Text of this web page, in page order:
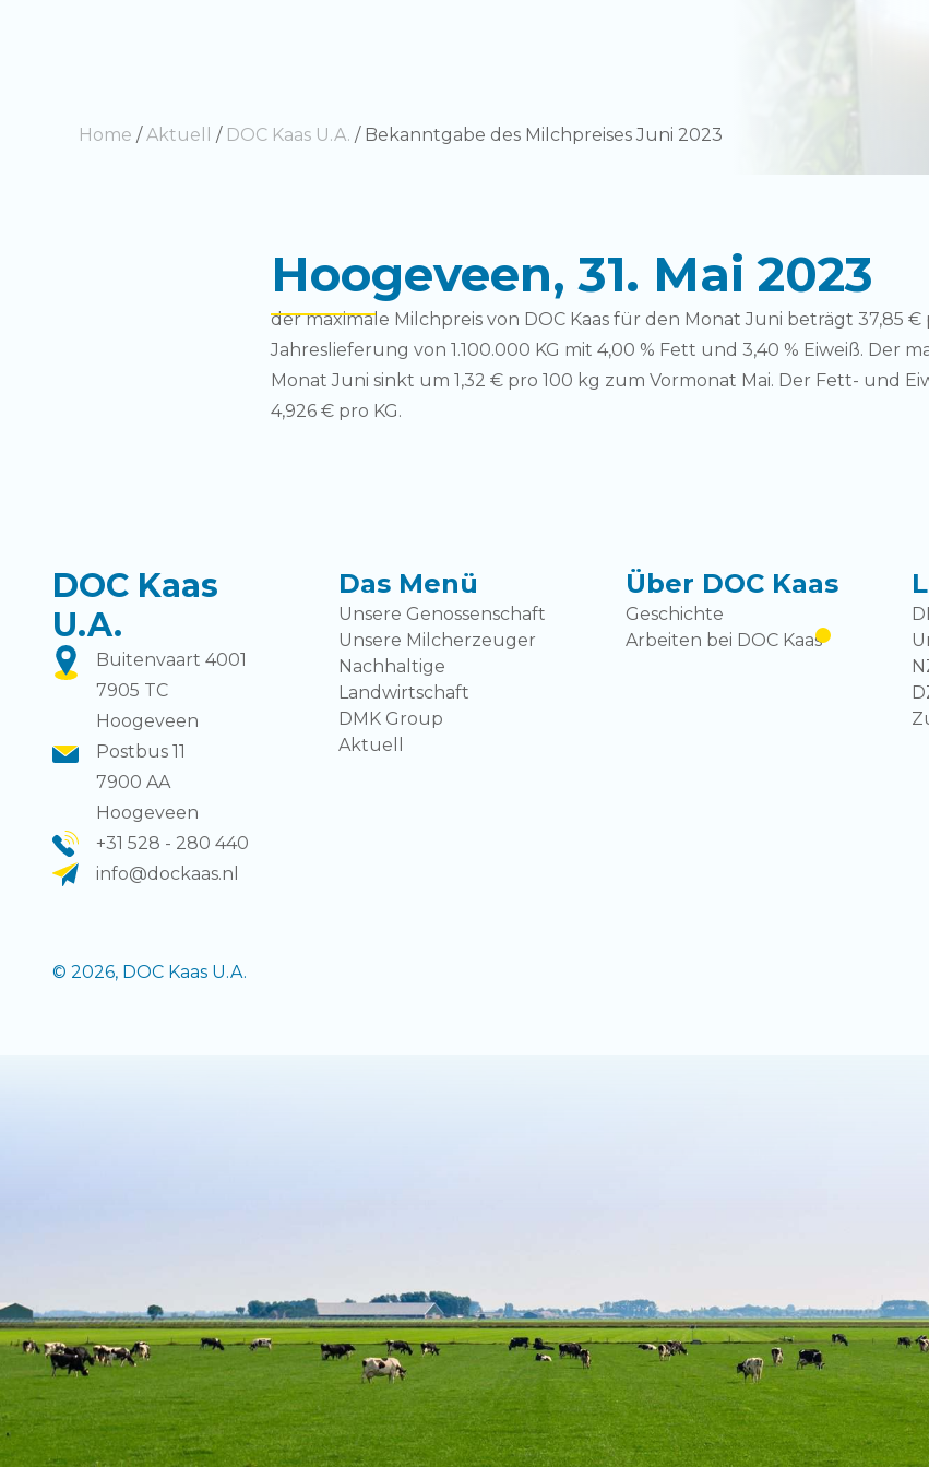
Home /Aktuell / DOC Kaas U.A. / Bekanntgabe des Milchpreises Juni 2023
Hoogeveen, 31. Mai 2023
der maximale Milchpreis von DOC Kaas für den Monat Juni beträgt 37,85 €
Jahreslieferung von 1.100.000 KG mit 4,00 % Fett und 3,40 % Eiweiß. Der
Monat Juni sinkt um 1,32 € pro 100 kg zum Vormonat Mai. Der Fett- und
4,926 € pro KG.
DOC Kaas
U.A.
Buitenvaart 4001
7905 TC
Hoogeveen
Postbus 11
7900 AA
Hoogeveen
+31 528 - 280 440
info@dockaas.nl
Das Menü
Unsere Genossenschaft
Unsere Milcherzeuger
Nachhaltige
Landwirtschaft
DMK Group
Aktuell
Über DOC Kaas
Geschichte
Arbeiten bei DOC Kaas
© 2026, DOC Kaas U.A.